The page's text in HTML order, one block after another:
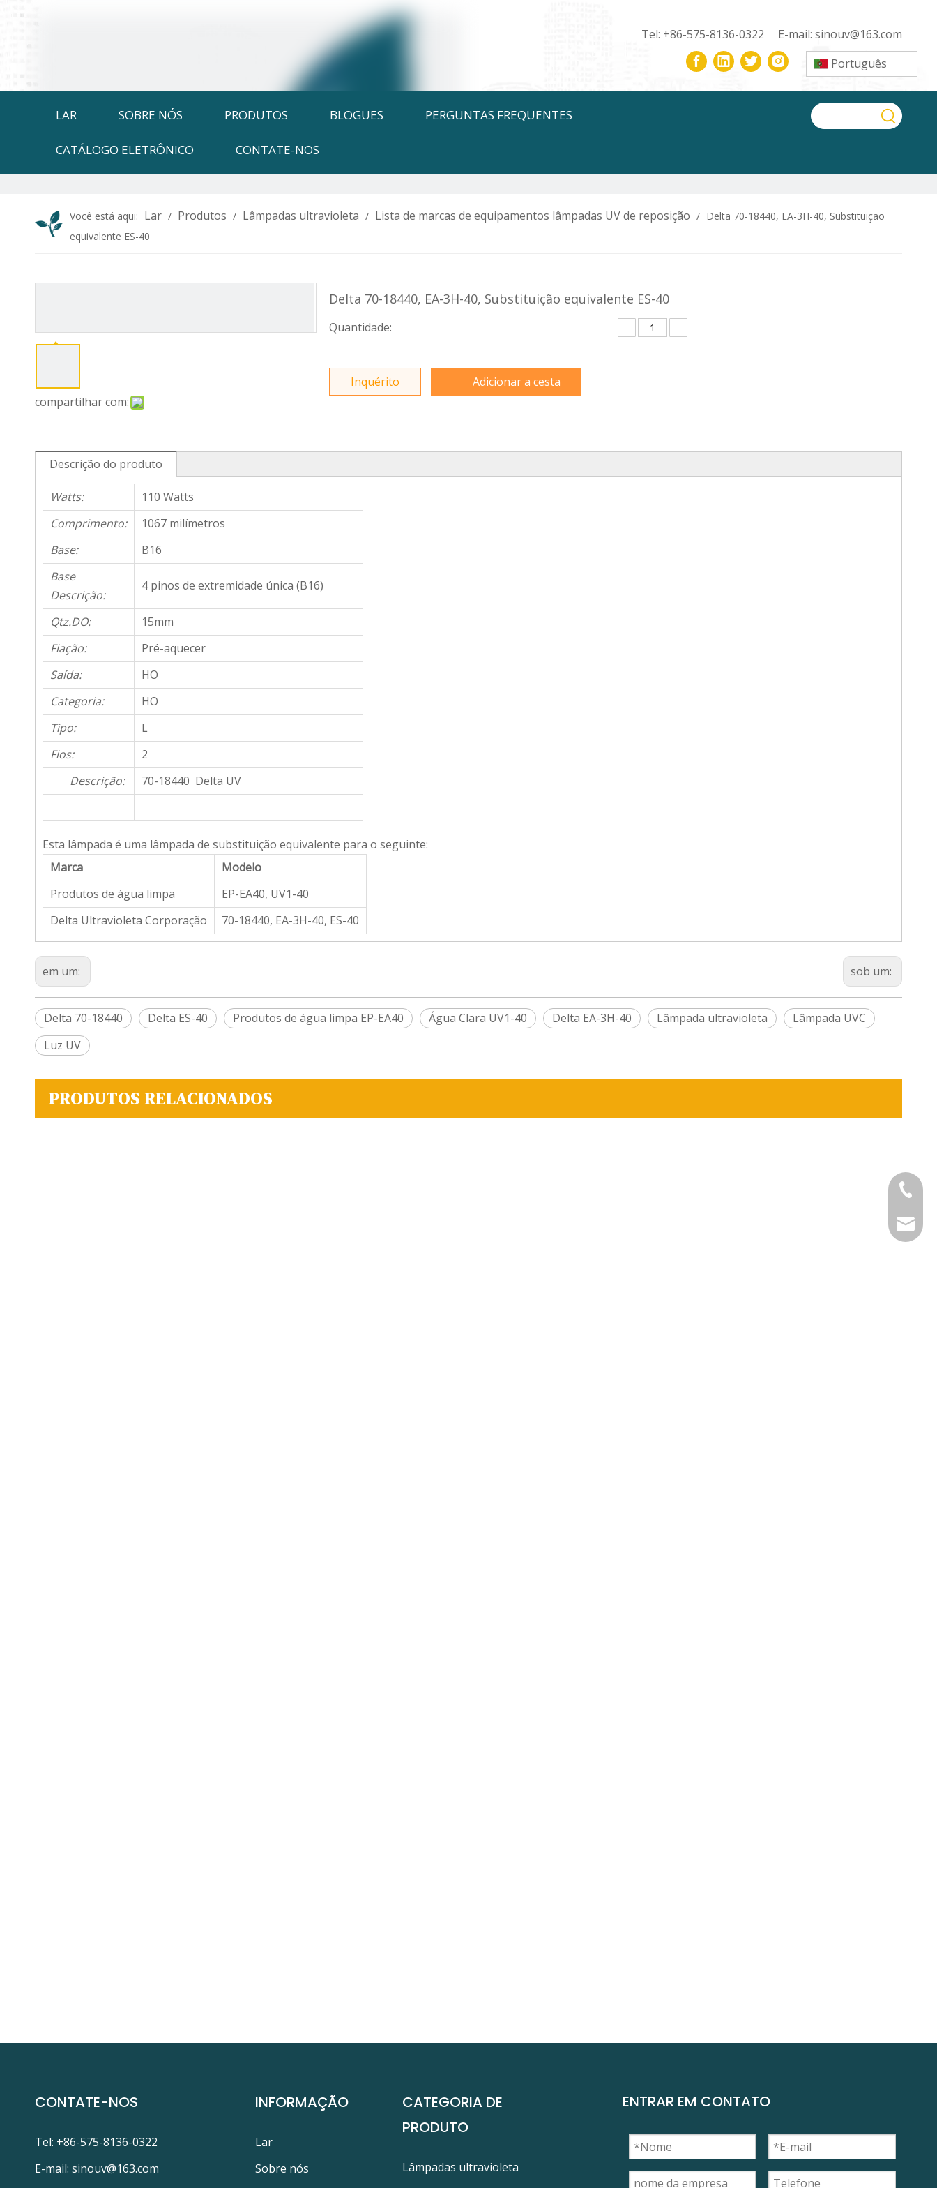
Tel: +86-575-8136-0322 E-mail: sinouv@163.com
Português
LAR SOBRE NÓS PRODUTOS BLOGUES PERGUNTAS FREQUENTES
CATÁLOGO ELETRÔNICO CONTATE-NOS
Você está aqui: Lar / Produtos / Lâmpadas ultravioleta / Lista de marcas de equipamentos lâmpadas UV de reposição / Delta 70-18440, EA-3H-40, Substituição
equivalente ES-40
compartilhar com:
Delta 70-18440, EA-3H-40, Substituição equivalente ES-40
Quantidade:
Inquérito Adicionar a cesta
Descrição do produto
Watts:
110 Watts
Comprimento:
1067 milímetros
Base:
B16
Base
Descrição:
4 pinos de extremidade única (B16)
Qtz.DO:
15mm
Fiação:
Pré-aquecer
Saída:
HO
Categoria:
HO
Tipo:
L
Fios:
2
Descrição:
70-18440 Delta UV
Esta lâmpada é uma lâmpada de substituição equivalente para o seguinte:
Marca
Modelo
Produtos de água limpa
EP-EA40, UV1-40
Delta Ultravioleta Corporação
70-18440, EA-3H-40, ES-40
em um: sob um:
Delta 70-18440 Delta ES-40 Produtos de água limpa EP-EA40 Água Clara UV1-40 Delta EA-3H-40 Lâmpada ultravioleta
Lâmpada UVC
Luz UV
PRODUTOS RELACIONADOS
CONTATE-NOS
Tel: +86-575-8136-0322
E-mail: sinouv@163.com
+86-
INFORMAÇÃO
Lar
Sobre nós
CATEGORIA DE
PRODUTO
Lâmpadas ultravioleta
ENTRAR EM CONTATO